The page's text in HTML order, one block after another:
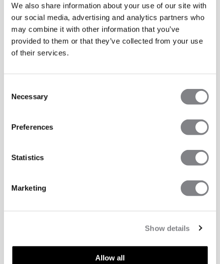
We also share information about your use of our site with
our social media, advertising and analytics partners who
may combine it with other information that you’ve
provided to them or that they’ve collected from your use
of their services.
Selection
Necessary
Preferences
Statistics
Marketing
Show details
Allow all